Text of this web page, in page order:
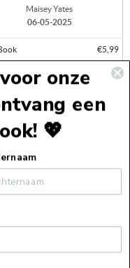
Maisey Yates
06-05-2025
€5,99
onze
een
💖